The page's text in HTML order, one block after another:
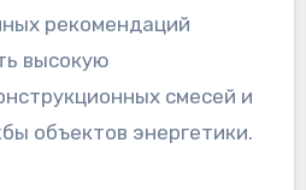
рекомендаций
высокую
смесей и
объектов энергетики.